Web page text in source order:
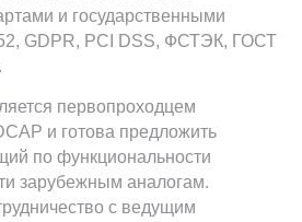
и государственными
GDPR, PCI DSS, ФСТЭК, ГОСТ
первопроходцем
и готова предложить
по функциональности
зарубежным аналогам.
с ведущим